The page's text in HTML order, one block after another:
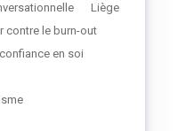
Liège
contre le burn-out
en soi